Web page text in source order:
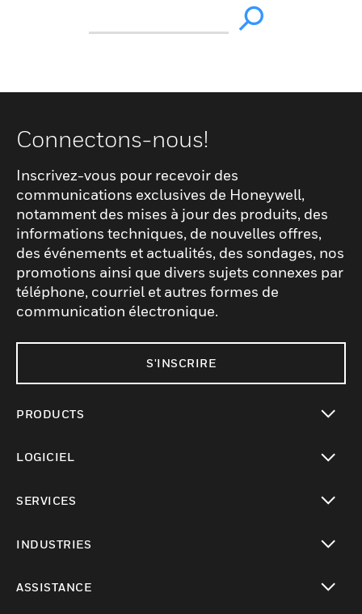
Connectons-nous!
Inscrivez-vous pour recevoir des
communications exclusives de Honeywell,
notamment des mises à jour des produits, des
informations techniques, de nouvelles offres,
des événements et actualités, des sondages, nos
promotions ainsi que divers sujets connexes par
téléphone, courriel et autres formes de
communication électronique.
S'INSCRIRE
PRODUCTS
LOGICIEL
SERVICES
INDUSTRIES
ASSISTANCE